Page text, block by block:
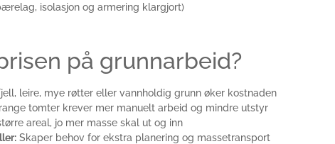
isolasjon og armering klargjort)
på grunnarbeid?
leire, mye røtter eller vannholdig grunn øker kostnaden
tomter krever mer manuelt arbeid og mindre utstyr
areal, jo mer masse skal ut og inn
Skaper behov for ekstra planering og massetransport